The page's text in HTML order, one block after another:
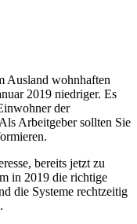
Ausland wohnhaften
2019 niedriger. Es
der
Arbeitgeber sollten Sie
bereits jetzt zu
in 2019 die richtige
die Systeme rechtzeitig